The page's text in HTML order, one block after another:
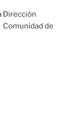
Dirección
de